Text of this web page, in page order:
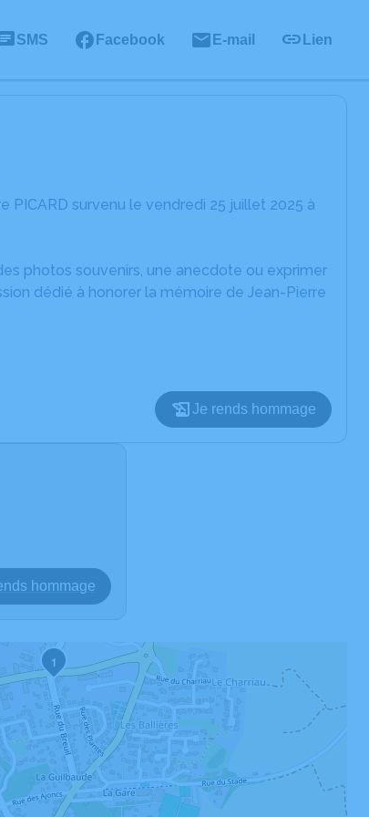
SMS Facebook E-mail Lien
PICARD survenu le vendredi 25 juillet 2025 à
photos souvenirs, une anecdote ou exprimer
dédié à honorer la mémoire de Jean-Pierre
Je rends hommage
hommage
1